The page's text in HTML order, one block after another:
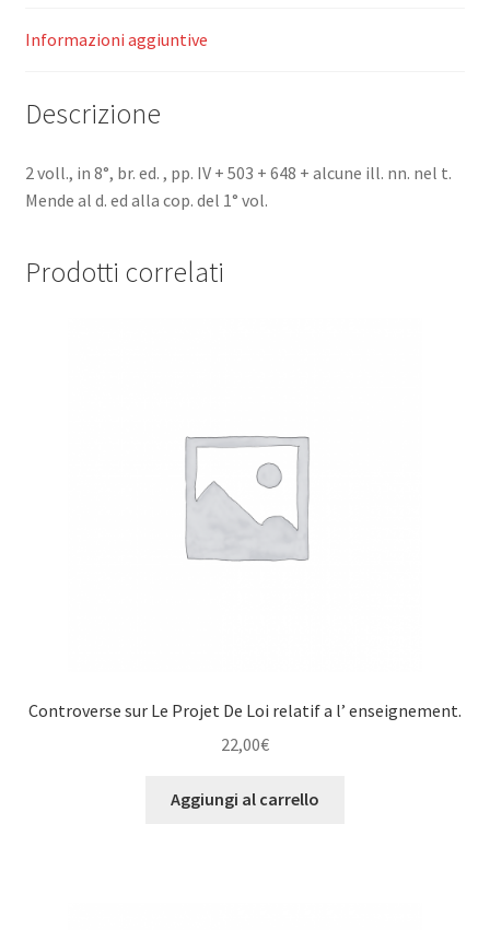
Informazioni aggiuntive
Descrizione
2 voll., in 8°, br. ed. , pp. IV + 503 + 648 + alcune ill. nn. nel t.
Mende al d. ed alla cop. del 1° vol.
Prodotti correlati
Controverse sur Le Projet De Loi relatif a l’ enseignement.
22,00€
Aggiungi al carrello